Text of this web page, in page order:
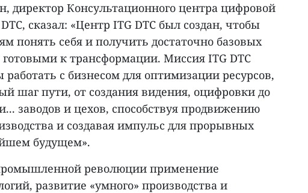
директор Консультационного центра цифровой
сказал: «Центр ITG DTC был создан, чтобы
понять себя и получить достаточно базовых
к трансформации. Миссия ITG DTC
работать с бизнесом для оптимизации ресурсов,
шаг пути, от создания видения, оцифровки до
заводов и цехов, способствуя продвижению
и создавая импульс для прорывных
будущем».
революции применение
развитие «умного» производства и